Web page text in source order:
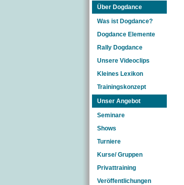
Über Dogdance
Was ist Dogdance?
Dogdance Elemente
Rally Dogdance
Unsere Videoclips
Kleines Lexikon
Trainingskonzept
Unser Angebot
Seminare
Shows
Turniere
Kurse/ Gruppen
Privattraining
Veröffentlichungen